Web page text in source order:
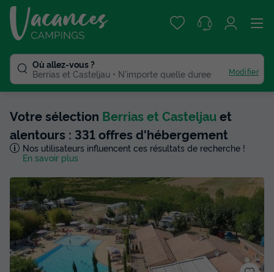
Où allez-vous ?
Berrias et Casteljau
N'importe quelle duree Modifier
Votre sélection Berrias et Casteljauet
alentours : 331 offres d'hébergement
Nos utilisateurs influencent ces résultats de recherche !
En savoir plus